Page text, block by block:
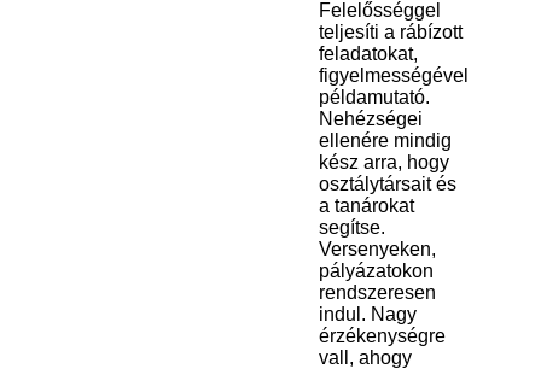
Felelősséggel
teljesíti a rábízott
feladatokat,
figyelmességével
példamutató.
Nehézségei
ellenére mindig
kész arra, hogy
osztálytársait és
a tanárokat
segítse.
Versenyeken,
pályázatokon
rendszeresen
indul. Nagy
érzékenységre
vall, ahogy